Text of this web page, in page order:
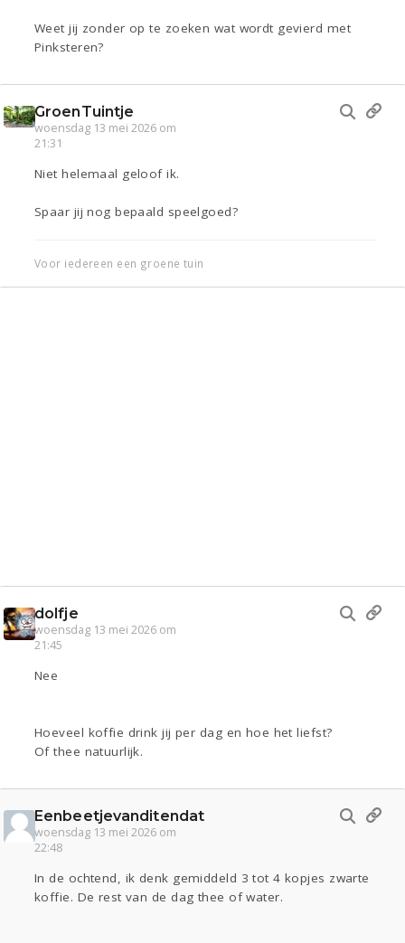
Weet jij zonder op te zoeken wat wordt gevierd met
Pinksteren?
GroenTuintje
woensdag 13 mei 2026 om
21:31
Niet helemaal geloof ik.
Spaar jij nog bepaald speelgoed?
Voor iedereen een groene tuin
dolfje
woensdag 13 mei 2026 om
21:45
Nee
Hoeveel koffie drink jij per dag en hoe het liefst?
Of thee natuurlijk.
Eenbeetjevanditendat
woensdag 13 mei 2026 om
22:48
In de ochtend, ik denk gemiddeld 3 tot 4 kopjes zwarte
koffie. De rest van de dag thee of water.